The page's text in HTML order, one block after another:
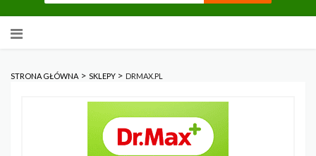
do
STRONA GŁÓWNA > SKLEPY > DRMAX.PL